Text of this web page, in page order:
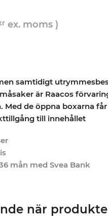
ex. moms )
samtidigt
är Raacos
Med de öppna boxarna
till innehållet
mån med Svea Bank
när